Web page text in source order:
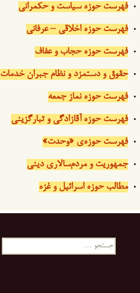
فهرست حوزه سیاست و حکمرانی
فهرست حوزه اخلاقی – عرفانی
فهرست حوزه حجاب و عفاف
حقوق و دستمزد و نظام جبران خدمات
فهرست حوزه نماز جمعه
فهرست حوزه آقازادگی و تبارگزینی
فهرست حوزه‌ی «وحدت»
جمهوریت و مردم‌سالاری دینی
مطالب حوزه اسرائیل و غزه
جستجو